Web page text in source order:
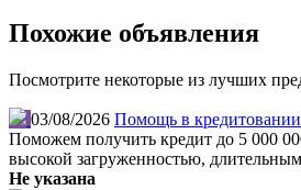
Похожие объявления
Посмотрите некоторые из лучших
03/08/2026 Помощь в кредитовании
Поможем получить кредит до 5 000
высокой загруженностью,
Не указана